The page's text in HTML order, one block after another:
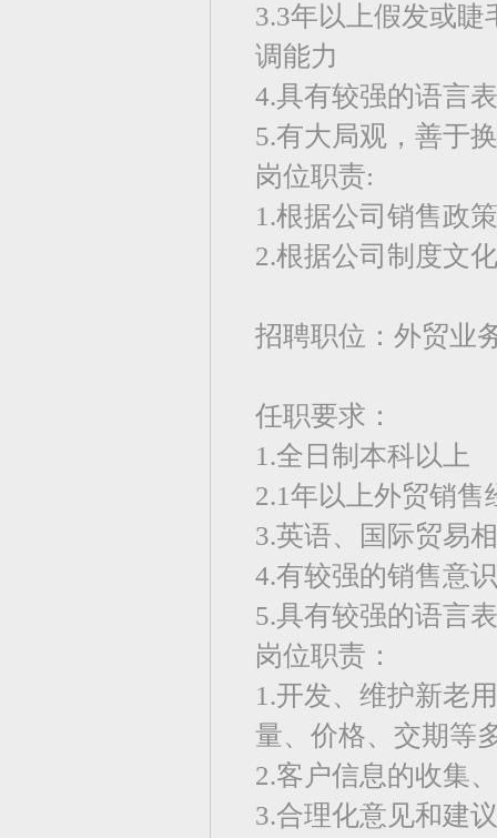
3.3年以上假发或
调能力
4.具有较强的语言
5.有大局观，善于
岗位职责:
1.根据公司销售政
2.根据公司制度文
招聘职位：外贸业
任职要求：
1.全日制本科以上
2.1年以上外贸销
3.英语、国际贸易
4.有较强的销售意
5.具有较强的语言
岗位职责：
1.开发、维护新老
量、价格、交期等
2.客户信息的收集
3.合理化意见和建